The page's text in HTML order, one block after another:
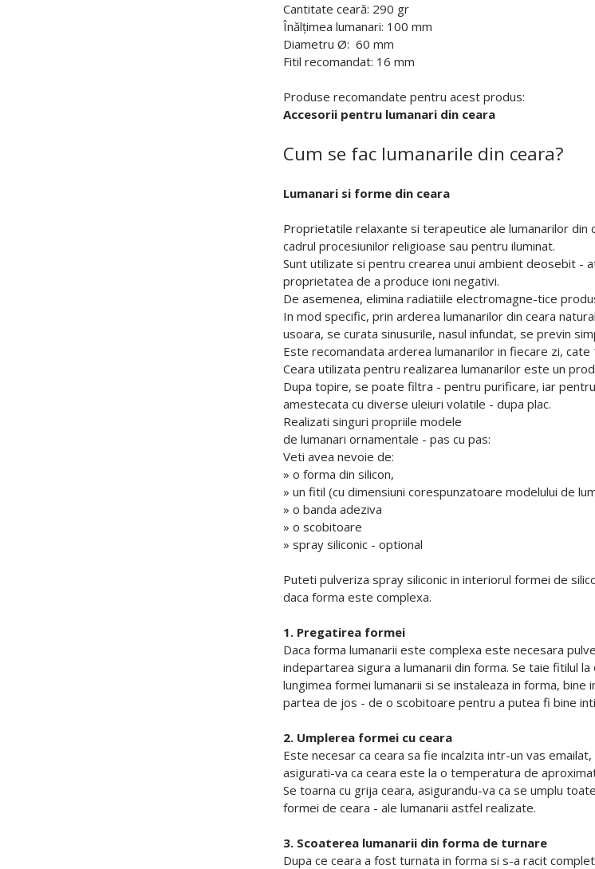
Cantitate ceară: 290 gr
Înălțimea lumanari: 100 mm
Diametru Ø: 60 mm
Fitil recomandat: 16 mm
Produse recomandate pentru acest produs:
Accesorii pentru lumanari din ceara
Cum se fac lumanarile din ceara?
Lumanari si forme din ceara
Proprietatile relaxante si terapeutice ale lumanarilor
cadrul procesiunilor religioase sau pentru iluminat.
Sunt utilizate si pentru crearea unui ambient deosebit -
proprietatea de a produce ioni negativi.
De asemenea, elimina radiatiile electromagne-tice
In mod specific, prin arderea lumanarilor din ceara
usoara, se curata sinusurile, nasul infundat, se previn
Este recomandata arderea lumanarilor in fiecare zi, cate
Ceara utilizata pentru realizarea lumanarilor este un
Dupa topire, se poate filtra - pentru purificare, iar
amestecata cu diverse uleiuri volatile - dupa plac.
Realizati singuri propriile modele
de lumanari ornamentale - pas cu pas:
Veti avea nevoie de:
» o forma din silicon,
» un fitil (cu dimensiuni corespunzatoare modelului de
» o banda adeziva
» o scobitoare
» spray siliconic - optional
Puteti pulveriza spray siliconic in interiorul formei de
daca forma este complexa.
1. Pregatirea formei
Daca forma lumanarii este complexa este necesara
indepartarea sigura a lumanarii din forma. Se taie fitilul
lungimea formei lumanarii si se instaleaza in forma,
partea de jos - de o scobitoare pentru a putea fi bine
2. Umplerea formei cu ceara
Este necesar ca ceara sa fie incalzita intr-un vas
asigurati-va ca ceara este la o temperatura de
Se toarna cu grija ceara, asigurandu-va ca se umplu
formei de ceara - ale lumanarii astfel realizate.
3. Scoaterea lumanarii din forma de turnare
Dupa ce ceara a fost turnata in forma si s-a racit